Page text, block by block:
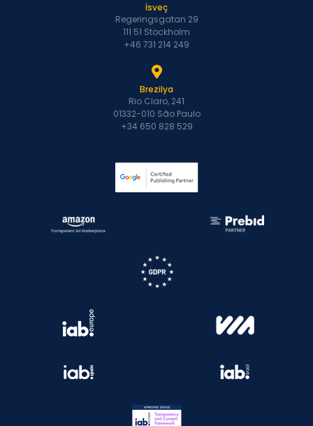
İsveç
Regeringsgatan 29
111 51 Stockholm
+46 731 214 249
Brezilya
Rio Claro, 241
01332-010 São Paulo
+34 650 828 529